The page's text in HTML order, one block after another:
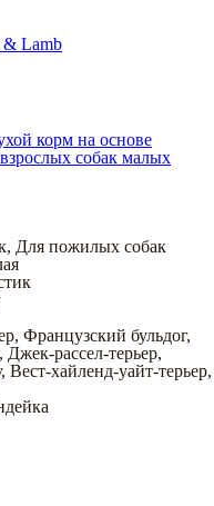
& Lamb
корм на основе
собак малых
, Для пожилых собак
, Французский бульдог,
, Джек-рассел-терьер,
, Вест-хайленд-уайт-терьер,